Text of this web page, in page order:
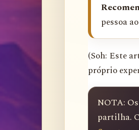
pessoa
(Soh: Este
próprio
NOTA:
partilha.